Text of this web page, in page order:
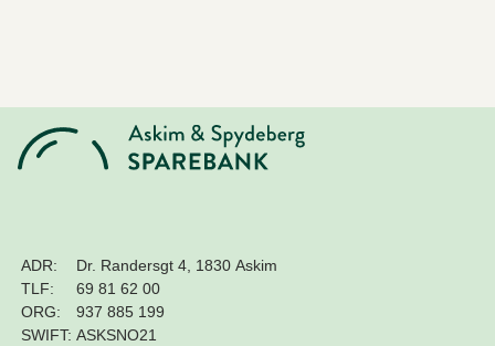
ADR:
Dr. Randersgt 4, 1830 Askim
TLF:
69 81 62 00
ORG:
937 885 199
SWIFT: ASKSNO21